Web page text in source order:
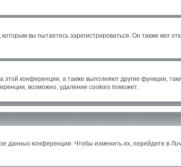
вы пытаетесь зарегистрироваться. Он также мог
конференции, а также выполняют другие функции,
возможно, удаление cookies поможет.
данных конференции. Чтобы изменить их, перейдите в